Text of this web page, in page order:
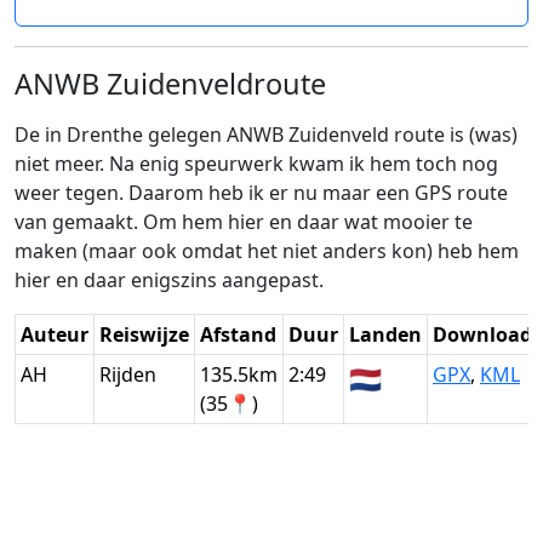
ANWB Zuidenveldroute
De in Drenthe gelegen ANWB Zuidenveld route is (was)
niet meer. Na enig speurwerk kwam ik hem toch nog
weer tegen. Daarom heb ik er nu maar een GPS route
van gemaakt. Om hem hier en daar wat mooier te
maken (maar ook omdat het niet anders kon) heb hem
hier en daar enigszins aangepast.
Auteur Reiswijze Afstand Duur Landen Download
AH
Rijden
135.5km
(35📍)
2:49 🇳🇱 GPX, KML